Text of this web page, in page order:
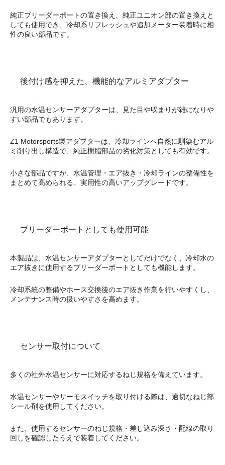
純正ブリーダーポートの置き換え、純正ユニオン部の置き換えと
しても使用でき、冷却系リフレッシュや追加メーター装着時に相
性の良い部品です。
後付け感を抑えた、機能的なアルミアダプター
汎用の水温センサーアダプターは、見た目や収まりが雑になりや
すい部品でもあります。
Z1 Motorsports製アダプターは、冷却ラインへ自然に馴染むアル
ミ削り出し構造で、純正樹脂部品の劣化対策としても有効です。
小さな部品ですが、水温管理・エア抜き・冷却ラインの整備性を
まとめて高められる、実用性の高いアップグレードです。
ブリーダーポートとしても使用可能
本製品は、水温センサーアダプターとしてだけでなく、冷却水の
エア抜きに使用するブリーダーポートとしても機能します。
冷却系統の整備やホース交換後のエア抜き作業を行いやすくし、
メンテナンス時の扱いやすさを高めます。
センサー取付について
多くの社外水温センサーに対応するねじ規格を備えています。
水温センサーやサーモスイッチを取り付ける際は、適切なねじ部
シール剤を使用してください。
また、使用するセンサーのねじ規格・差し込み深さ・配線の取り
回しを確認したうえで装着してください。